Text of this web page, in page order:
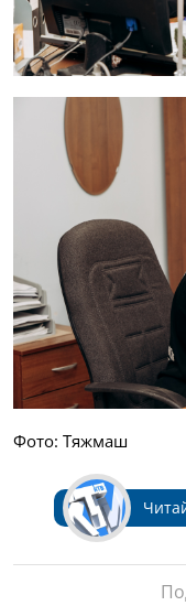
Фото: Тяжмаш